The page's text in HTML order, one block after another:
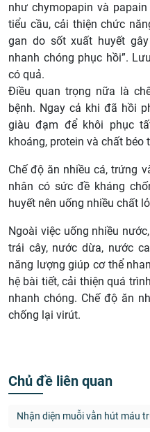
như chymopapin và
tiểu cầu, cải thiện chức
gan do sốt xuất huyết
nhanh chóng phục hồi”.
có quả.
Điều quan trọng nữa là
bệnh. Ngay cả khi đã hồi
giàu đạm để khôi phục
khoáng, protein và chất béo
Chế độ ăn nhiều cá, trứng
nhân có sức đề kháng
huyết nên uống nhiều chất
Ngoài việc uống nhiều
trái cây, nước dừa, nước
năng lượng giúp cơ thể
hệ bài tiết, cải thiện quá
nhanh chóng. Chế độ ăn
chống lại virút.
Chủ đề liên quan
Nhận diện muỗi vằn hút máu